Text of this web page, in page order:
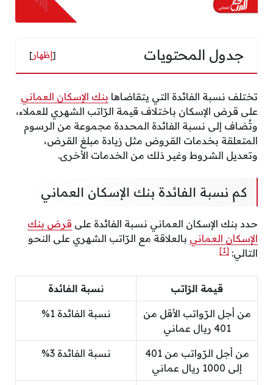
جدول المحتويات [إظهار]
تختلف نسبة الفائدة التي يتقاضاها بنك الإسكان العماني
على قرض الإسكان باختلاف قيمة الرّاتب الشهري للعملاء،
وتُضاف إلى نسبة الفائدة المحددة مجموعة من الرسوم
المتعلقة بخدمات القروض مثل زيادة مبلغ القرض،
وتعديل الشروط وغير ذلك من الخدمات الأخرى.
كم نسبة الفائدة بنك الإسكان العماني
حدد بنك الإسكان العماني نسبة الفائدة على قرض بنك
الإسكان العماني بالعلاقة مع الرّاتب الشهري على النحو
التالي: [1]
قيمة الرّاتب نسبة الفائدة
من أجل الرّواتب الأقل من
401 ريال عماني
نسبة الفائدة 1%
من أجل الرّواتب من 401
إلى 1000 ريال عماني
نسبة الفائدة 3%